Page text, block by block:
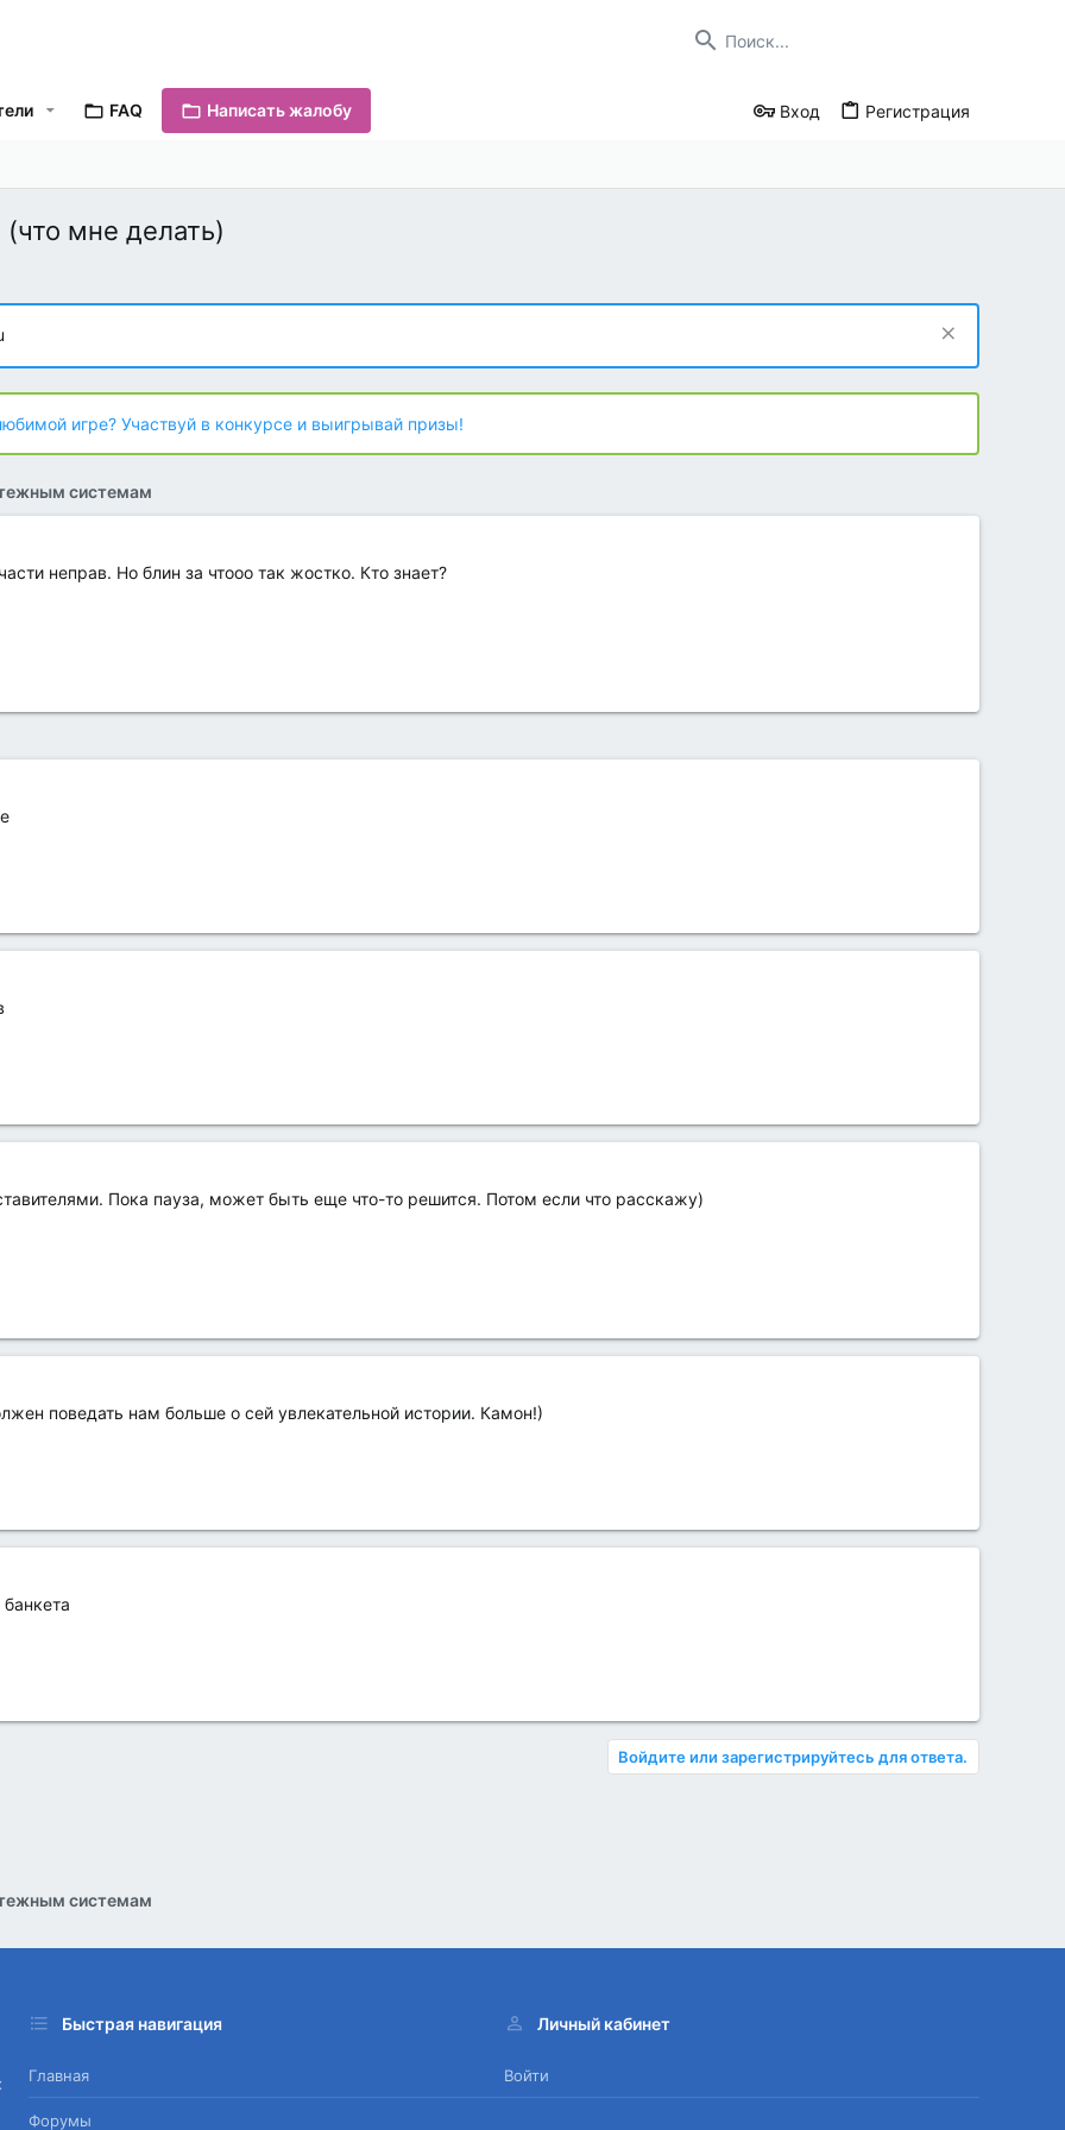
FAQ Написать жалобу Вход Регистрация
мне делать)
игре? Участвуй в конкурсе и выигрывай призы!
системам
неправ. Но блин за чтооо так жостко. Кто знает?
Пока пауза, может быть еще что-то решится. Потом если что расскажу)
поведать нам больше о сей увлекательной истории. Камон!)
Войдите или зарегистрируйтесь для ответа.
системам
Быстрая навигация
Главная
Форумы
Личный кабинет
Войти